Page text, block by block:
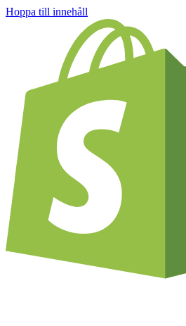
Hoppa till innehåll